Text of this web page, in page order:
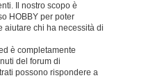
Il nostro scopo è
HOBBY per poter
aiutare chi ha necessità di
è completamente
del forum di
possono rispondere a